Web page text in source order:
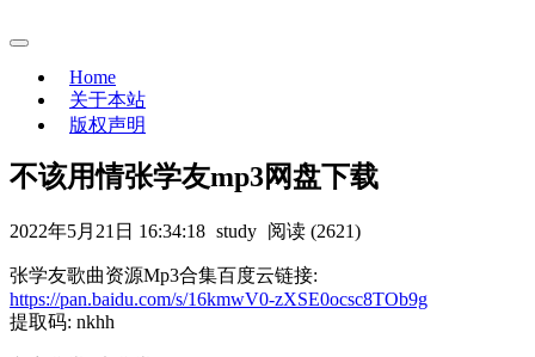
Home
关于本站
版权声明
不该用情张学友mp3网盘下载
2022年5月21日 16:34:18 study 阅读 (2621)
张学友歌曲资源Mp3合集百度云链接:
https://pan.baidu.com/s/16kmwV0-zXSE0ocsc8TOb9g
提取码: nkhh